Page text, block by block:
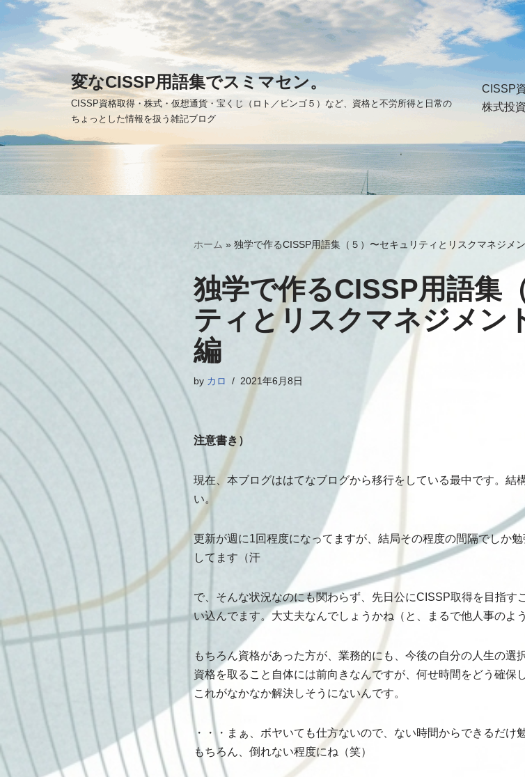
ン
テ
へ
ス
キ
ッ
変なCISSP用語集でスミマセン。
CISSP資格取得・株式・仮想通貨・宝くじ（ロト／ビンゴ５）など、資格と不労所得と日常の
ちょっとした情報を扱う雑記ブログ
CISSP
株式投資
ホーム » 独学で作るCISSP用語集（５）〜セキュリティとリスクマネジメ
独学で作るCISSP用語集
ティとリスクマネジメン
編
by カロ 2021年6月8日
注意書き）
現在、本ブログははてなブログから移行をしている最中です。結
い。
更新が週に1回程度になってますが、結局その程度の間隔でしか
してます（汗
で、そんな状況なのにも関わらず、先日公にCISSP取得を目指す
い込んでます。大丈夫なんでしょうかね（と、まるで他人事のよ
もちろん資格があった方が、業務的にも、今後の自分の人生の選
資格を取ること自体には前向きなんですが、何せ時間をどう確保
これがなかなか解決しそうにないんです。
・・・まぁ、ボヤいても仕方ないので、ない時間からできるだけ
もちろん、倒れない程度にね（笑）